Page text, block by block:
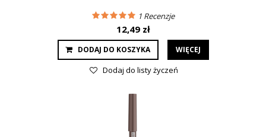
1 Recenzje
12,49 zł
DODAJ DO KOSZYKA WIĘCEJ
Dodaj do listy życzeń